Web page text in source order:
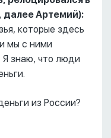
далее Артемий):
которые здесь
мы с ними
Я знаю, что люди
из России?